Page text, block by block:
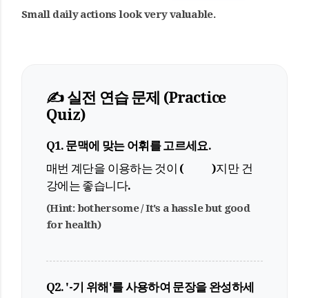
Small daily actions look very valuable.
✍️ 실전 연습 문제 (Practice
Quiz)
Q1. 문맥에 맞는 어휘를 고르세요.
매번 계단을 이용하는 것이 ( )지만 건
강에는 좋습니다.
(Hint: bothersome / It's a hassle but good
for health)
Q2. '-기 위해'를 사용하여 문장을 완성하세